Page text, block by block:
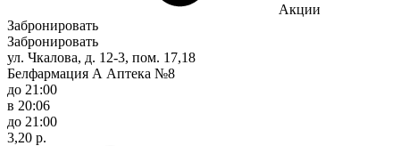
Акции
Забронировать
Забронировать
ул. Чкалова, д. 12-3, пом. 17,18
Белфармация А Аптека №8
до 21:00
в 20:06
до 21:00
3,20 р.